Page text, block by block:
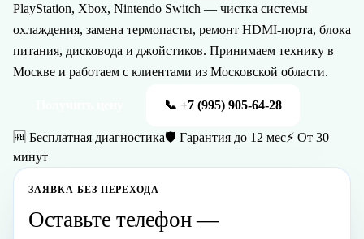
PlayStation, Xbox, Nintendo Switch — чистка системы
охлаждения, замена термопасты, ремонт HDMI-порта, блока
питания, дисковода и джойстиков. Принимаем технику в
Москве и работаем с клиентами из Московской области.
📞 +7 (995) 905-64-28
🆓 Бесплатная диагностика🛡️ Гарантия до 12 мес⚡ От 30
минут
ЗАЯВКА БЕЗ ПЕРЕХОДА
Оставьте телефон —